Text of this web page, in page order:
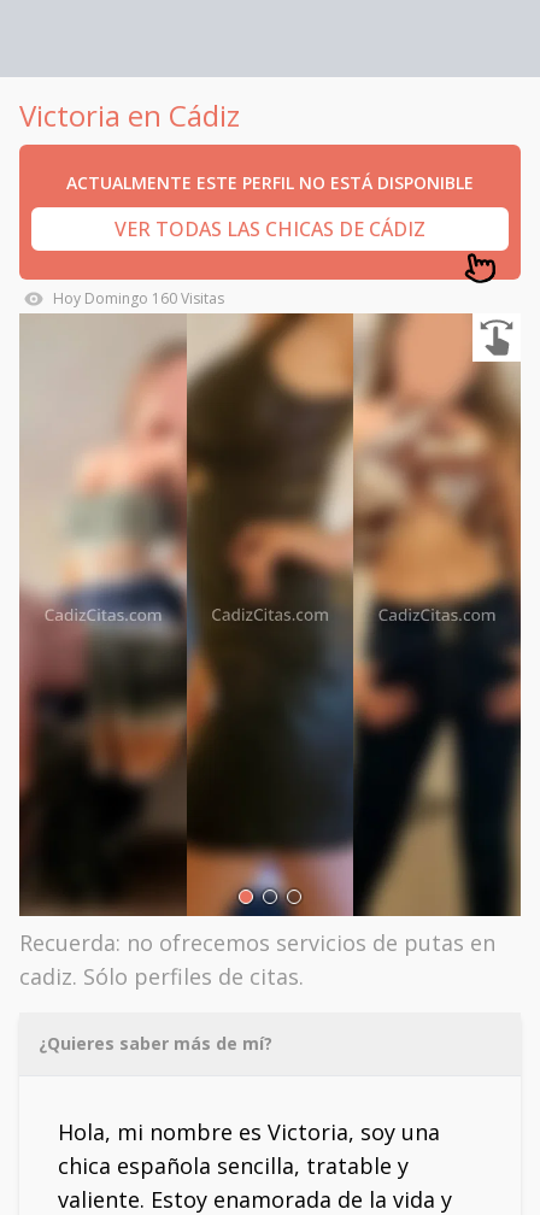
Victoria en Cádiz
ACTUALMENTE ESTE PERFIL NO ESTÁ DISPONIBLE
VER TODAS LAS CHICAS DE CÁDIZ
Hoy Domingo 160Visitas
Recuerda: no ofrecemos servicios de putas en
cadiz. Sólo perfiles de citas.
¿Quieres saber más de mí?
Hola, mi nombre es Victoria, soy una
chica española sencilla, tratable y
valiente. Estoy enamorada de la vida y